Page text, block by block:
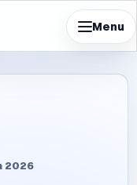
Menu
2026